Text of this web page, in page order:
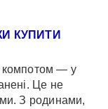
КУПИТИ
компотом — у
Це не
З родинами,